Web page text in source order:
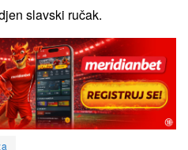
slavski ručak.